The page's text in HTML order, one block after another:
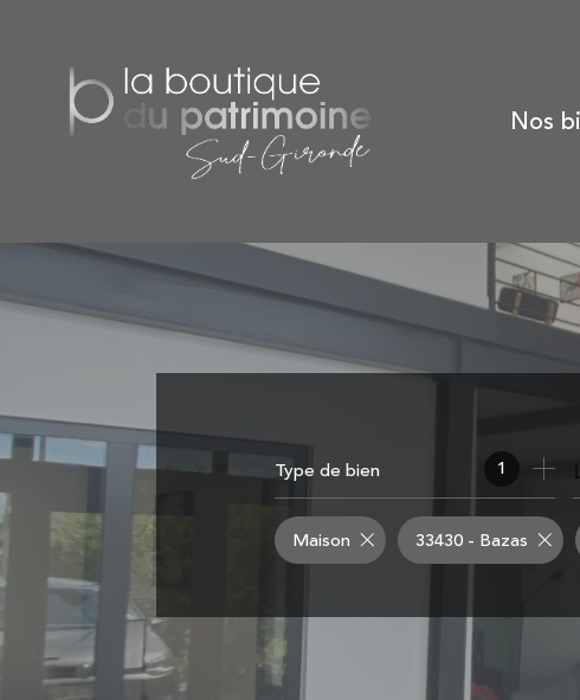
nos
Type de bien 1
Maison 33430 - Bazas